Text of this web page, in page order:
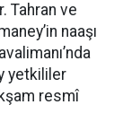
Tahran ve
naaşı
yetkililer
resmî